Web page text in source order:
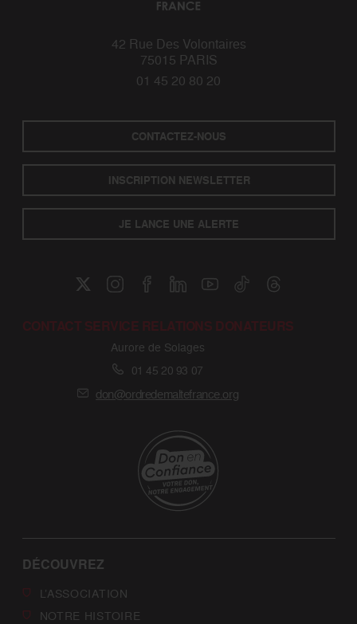
42 Rue Des Volontaires
75015 PARIS
01 45 20 80 20
CONTACTEZ-NOUS
INSCRIPTION NEWSLETTER
JE LANCE UNE ALERTE
CONTACT SERVICE RELATIONS DONATEURS
Aurore de Solages
01 45 20 93 07
don@ordredemaltefrance.org
DÉCOUVREZ
L’ASSOCIATION
NOTRE HISTOIRE